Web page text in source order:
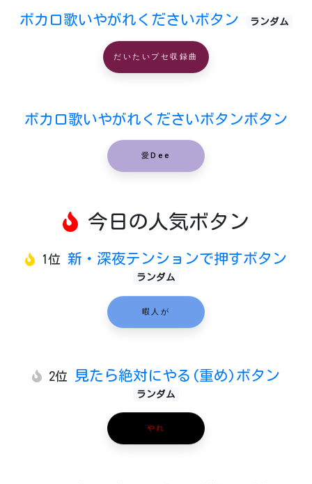
ボカロ歌いやがれくださいボタン ランダム
だいたいプセ収録曲
ボカロ歌いやがれくださいボタンボタン
愛Dee
今日の人気ボタン
1位 新・深夜テンションで押すボタン
ランダム
暇人が
2位 見たら絶対にやる(重め)ボタン
ランダム
やれ